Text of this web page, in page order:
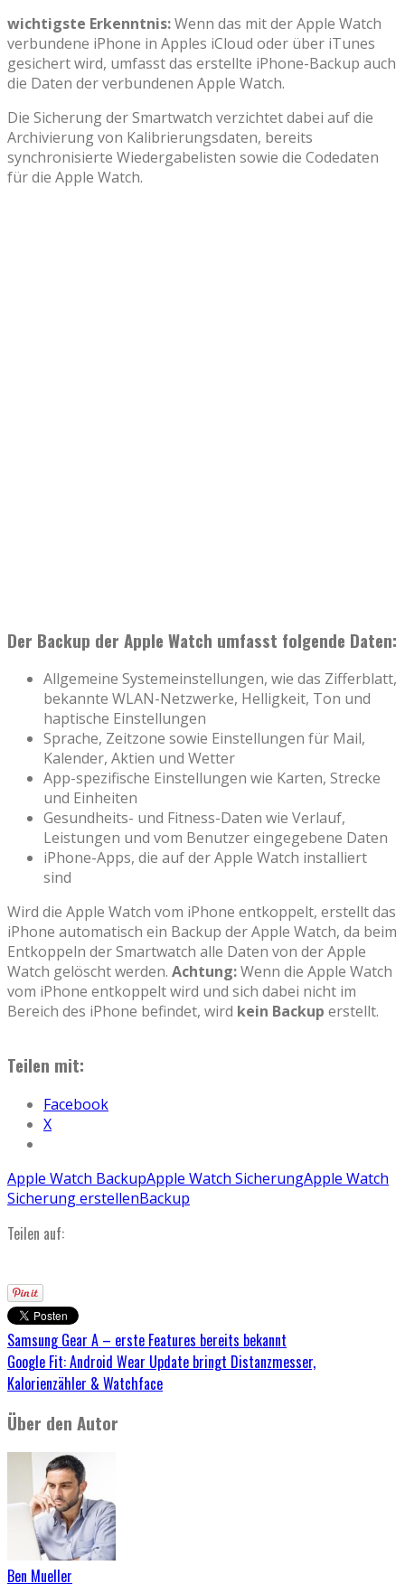
wichtigste Erkenntnis:Wenn das mit der Apple Watch
verbundene iPhone in Apples iCloud oder über iTunes
gesichert wird, umfasst das erstellte iPhone-Backup auch
die Daten der verbundenen Apple Watch.
Die Sicherung der Smartwatch verzichtet dabei auf die
Archivierung von Kalibrierungsdaten, bereits
synchronisierte Wiedergabelisten sowie die Codedaten
für die Apple Watch.
Der Backup der Apple Watch umfasst folgende Daten:
Allgemeine Systemeinstellungen, wie das Zifferblatt,
bekannte WLAN-Netzwerke, Helligkeit, Ton und
haptische Einstellungen
Sprache, Zeitzone sowie Einstellungen für Mail,
Kalender, Aktien und Wetter
App-spezifische Einstellungen wie Karten, Strecke
und Einheiten
Gesundheits- und Fitness-Daten wie Verlauf,
Leistungen und vom Benutzer eingegebene Daten
iPhone-Apps, die auf der Apple Watch installiert
sind
Wird die Apple Watch vom iPhone entkoppelt, erstellt das
iPhone automatisch ein Backup der Apple Watch, da beim
Entkoppeln der Smartwatch alle Daten von der Apple
Watch gelöscht werden. Achtung:Wenn die Apple Watch
vom iPhone entkoppelt wird und sich dabei nicht im
Bereich des iPhone befindet, wird kein Backup erstellt.
Teilen mit:
Facebook
X
Apple Watch BackupApple Watch SicherungApple Watch
Sicherung erstellenBackup
Teilen auf:
Samsung Gear A – erste Features bereits bekannt
Google Fit: Android Wear Update bringt Distanzmesser,
Kalorienzähler & Watchface
Über den Autor
Ben Mueller